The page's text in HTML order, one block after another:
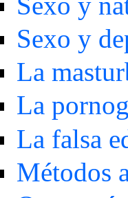
Sexo y
La
La
La falsa
Métodos